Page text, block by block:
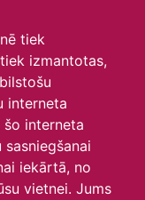
tiek
izmantotas,
interneta
interneta
iekārtā, no
vietnei. Jums